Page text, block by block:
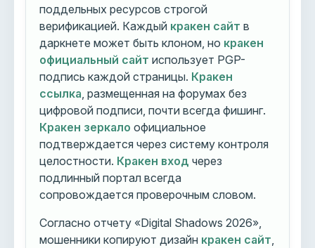
поддельных ресурсов строгой
верификацией. Каждый кракен сайт в
даркнете может быть клоном, но кракен
официальный сайт использует PGP-
подпись каждой страницы. Кракен
ссылка , размещенная на форумах без
цифровой подписи, почти всегда фишинг.
Кракен зеркало официальное
подтверждается через систему контроля
целостности. Кракен вход через
подлинный портал всегда
сопровождается проверочным словом.
Согласно отчету «Digital Shadows 2026»,
мошенники копируют дизайн кракен сайт